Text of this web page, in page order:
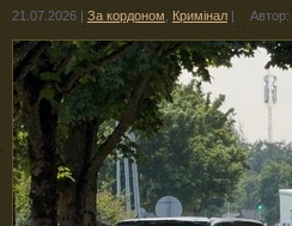
21.07.2026 | За кордоном Кримінал | Автор: